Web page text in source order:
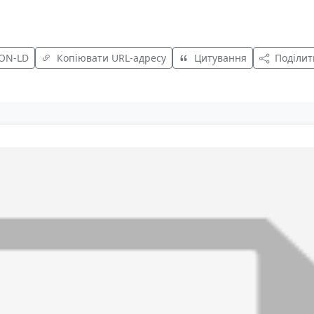
LD Копіювати URL-адресу Цитування